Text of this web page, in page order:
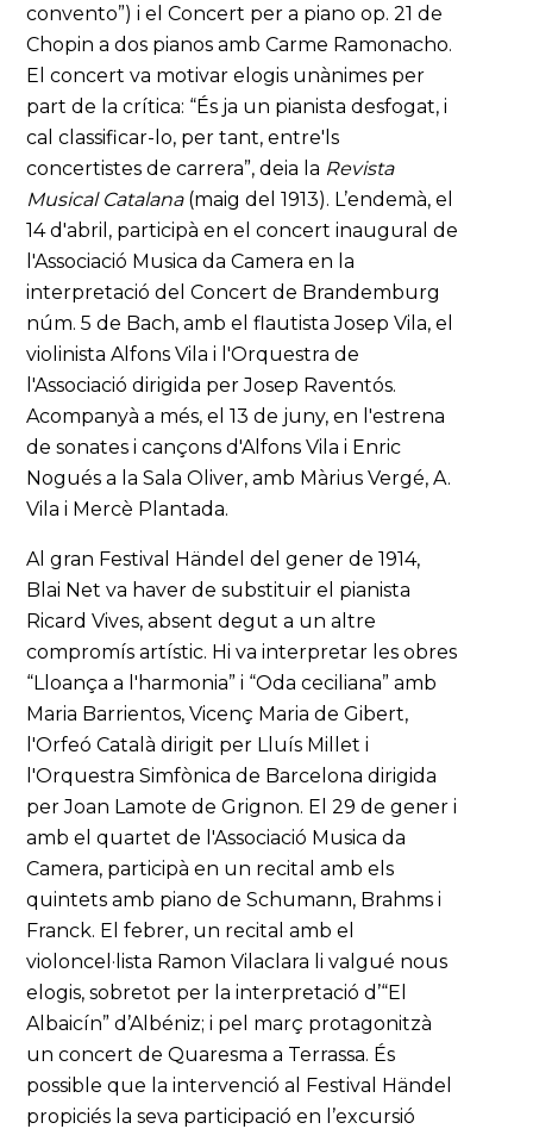
convento”) i el Concert per a piano op. 21 de
Chopin a dos pianos amb Carme Ramonacho.
El concert va motivar elogis unànimes per
part de la crítica: “És ja un pianista desfogat, i
cal classificar-lo, per tant, entre'ls
concertistes de carrera”, deia la Revista
Musical Catalana(maig del 1913). L’endemà, el
14 d'abril, participà en el concert inaugural de
l'Associació Musica da Camera en la
interpretació del Concert de Brandemburg
núm. 5 de Bach, amb el flautista Josep Vila, el
violinista Alfons Vila i l'Orquestra de
l'Associació dirigida per Josep Raventós.
Acompanyà a més, el 13 de juny, en l'estrena
de sonates i cançons d'Alfons Vila i Enric
Nogués a la Sala Oliver, amb Màrius Vergé, A.
Vila i Mercè Plantada.
Al gran Festival Händel del gener de 1914,
Blai Net va haver de substituir el pianista
Ricard Vives, absent degut a un altre
compromís artístic. Hi va interpretar les obres
“Lloança a l'harmonia” i “Oda ceciliana” amb
Maria Barrientos, Vicenç Maria de Gibert,
l'Orfeó Català dirigit per Lluís Millet i
l'Orquestra Simfònica de Barcelona dirigida
per Joan Lamote de Grignon. El 29 de gener i
amb el quartet de l'Associació Musica da
Camera, participà en un recital amb els
quintets amb piano de Schumann, Brahms i
Franck. El febrer, un recital amb el
violoncel·lista Ramon Vilaclara li valgué nous
elogis, sobretot per la interpretació d’“El
Albaicín” d’Albéniz; i pel març protagonitzà
un concert de Quaresma a Terrassa. És
possible que la intervenció al Festival Händel
propiciés la seva participació en l’excursió